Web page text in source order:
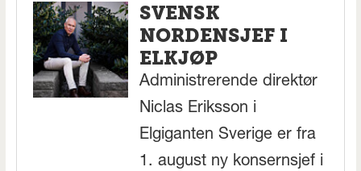
SVENSK
NORDENSJEF I
ELKJØP
Administrerende direktør
Niclas Eriksson i
Elgiganten Sverige er fra
1. august ny konsernsjef i